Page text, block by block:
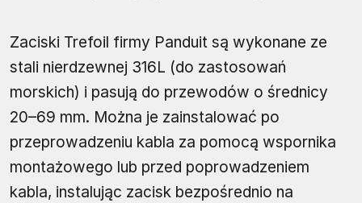
Zaciski Trefoil firmy Panduit są wykonane ze
stali nierdzewnej 316L (do zastosowań
morskich) i pasują do przewodów o średnicy
20–69 mm. Można je zainstalować po
przeprowadzeniu kabla za pomocą wspornika
montażowego lub przed poprowadzeniem
kabla, instalując zacisk bezpośrednio na